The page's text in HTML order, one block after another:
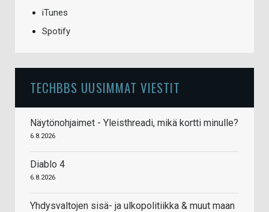
iTunes
Spotify
TECHBBS UUSIMMAT VIESTIT
Näytönohjaimet - Yleisthreadi, mikä kortti minulle?
6.8.2026
Diablo 4
6.8.2026
Yhdysvaltojen sisä- ja ulkopolitiikka & muut maan